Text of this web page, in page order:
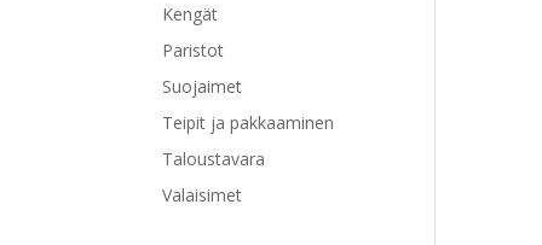
Kengät
Paristot
Suojaimet
Teipit ja pakkaaminen
Taloustavara
Valaisimet